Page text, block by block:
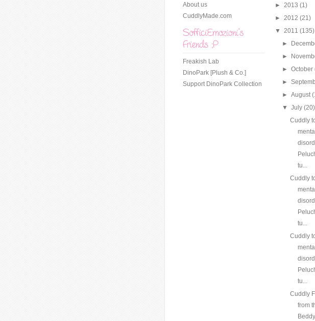
About us
CuddlyMade.com
Freakish Lab
DinoPark [Plush & Co.]
Support DinoPark Collection
► 2013 (1)
► 2012 (21)
▼ 2011 (135)
►
►
►October
►
►August
▼July(20)
Cuddly
mental
tu...
Cuddly
mental
tu...
Cuddly
mental
tu...
Cuddly
from